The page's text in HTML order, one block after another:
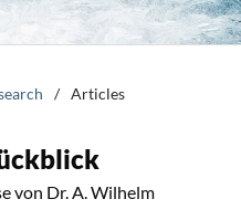
/ Articles
von Dr. A. Wilhelm